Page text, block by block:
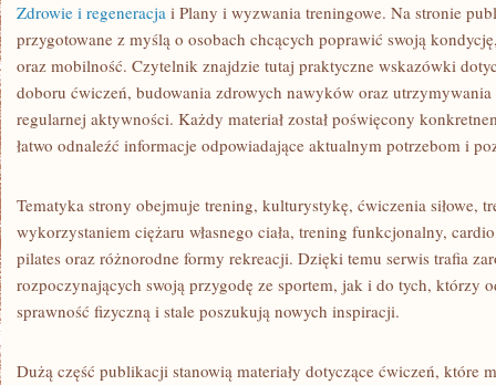
Zdrowie i regeneracja i Plany i wyzwania treningowe. Na stronie
przygotowane z myślą o osobach chcących poprawić swoją
oraz mobilność. Czytelnik znajdzie tutaj praktyczne wskazówki
doboru ćwiczeń, budowania zdrowych nawyków oraz
regularnej aktywności. Każdy materiał został poświęcony
łatwo odnaleźć informacje odpowiadające aktualnym potrzebom i
Tematyka strony obejmuje trening, kulturystykę, ćwiczenia siłowe,
wykorzystaniem ciężaru własnego ciała, trening funkcjonalny,
pilates oraz różnorodne formy rekreacji. Dzięki temu serwis trafia
rozpoczynających swoją przygodę ze sportem, jak i do tych, którzy
sprawność fizyczną i stale poszukują nowych inspiracji.
Dużą część publikacji stanowią materiały dotyczące ćwiczeń, które